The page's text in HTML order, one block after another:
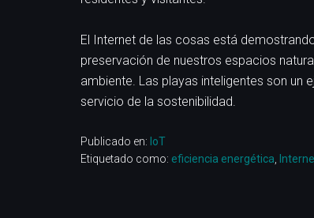
El Internet de las cosas está
preservación de nuestros espacios
ambiente. Las playas inteligentes son un
servicio de la sostenibilidad.
Publicado en: IoT
Etiquetado como: eficiencia energética